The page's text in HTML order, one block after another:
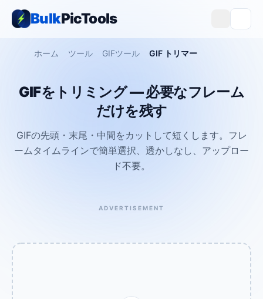
BulkPicTools
ホーム ツール GIFツール GIF トリマー
GIFをトリミング — 必要なフレーム
だけを残す
GIFの先頭・末尾・中間をカットして短くします。フレ
ームタイムラインで簡単選択、透かしなし、アップロー
ド不要。
ADVERTISEMENT